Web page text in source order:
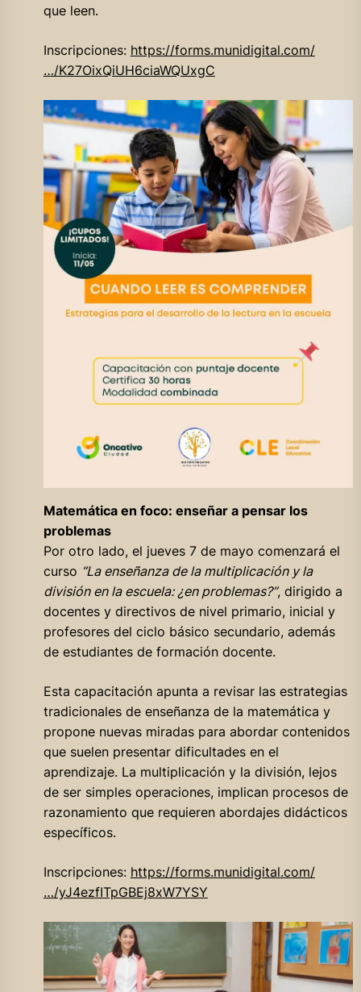
que leen.
Inscripciones: https://forms.munidigital.com/
…/K27OixQiUH6ciaWQUxgC
Matemática en foco: enseñar a pensar los
problemas
Por otro lado, el jueves 7 de mayo comenzará el
curso “La enseñanza de la multiplicación y la
división en la escuela: ¿en problemas?”, dirigido a
docentes y directivos de nivel primario, inicial y
profesores del ciclo básico secundario, además
de estudiantes de formación docente.
Esta capacitación apunta a revisar las estrategias
tradicionales de enseñanza de la matemática y
propone nuevas miradas para abordar contenidos
que suelen presentar dificultades en el
aprendizaje. La multiplicación y la división, lejos
de ser simples operaciones, implican procesos de
razonamiento que requieren abordajes didácticos
específicos.
Inscripciones: https://forms.munidigital.com/
…/yJ4ezfITpGBEj8xW7YSY